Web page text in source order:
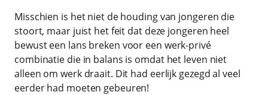
Misschien is het niet de houding van jongeren die
stoort, maar juist het feit dat deze jongeren heel
bewust een lans breken voor een werk-privé
combinatie die in balans is omdat het leven niet
alleen om werk draait. Dit had eerlijk gezegd al veel
eerder had moeten gebeuren!